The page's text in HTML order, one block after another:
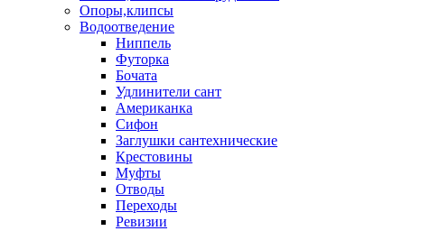
Опоры,клипсы
Водоотведение
Ниппель
Футорка
Бочата
Удлинители сант
Американка
Сифон
Заглушки сантехнические
Крестовины
Муфты
Отводы
Переходы
Ревизии